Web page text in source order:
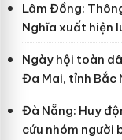
Lâm Đồng:
Nghĩa xuất hiện
Ngày hội toàn
Đa Mai, tỉnh Bắc
Đà Nẵng: Huy
cứu nhóm người